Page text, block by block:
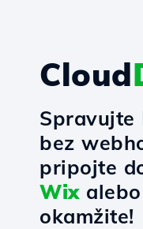
Cloud
Spravujte
bez
pripojte
Wixalebo
okamžite!